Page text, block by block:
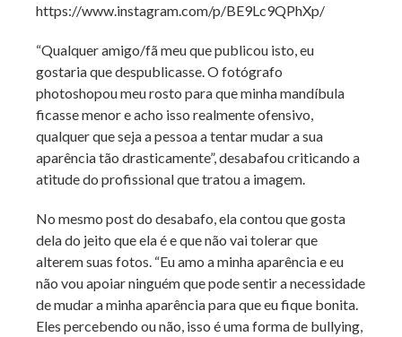
https://www.instagram.com/p/BE9Lc9QPhXp/
“Qualquer amigo/fã meu que publicou isto, eu
gostaria que despublicasse. O fotógrafo
photoshopou meu rosto para que minha mandíbula
ficasse menor e acho isso realmente ofensivo,
qualquer que seja a pessoa a tentar mudar a sua
aparência tão drasticamente”, desabafou criticando a
atitude do profissional que tratou a imagem.
No mesmo post do desabafo, ela contou que gosta
dela do jeito que ela é e que não vai tolerar que
alterem suas fotos. “Eu amo a minha aparência e eu
não vou apoiar ninguém que pode sentir a necessidade
de mudar a minha aparência para que eu fique bonita.
Eles percebendo ou não, isso é uma forma de bullying,